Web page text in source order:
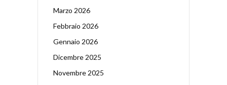
Marzo 2026
Febbraio 2026
Gennaio 2026
Dicembre 2025
Novembre 2025